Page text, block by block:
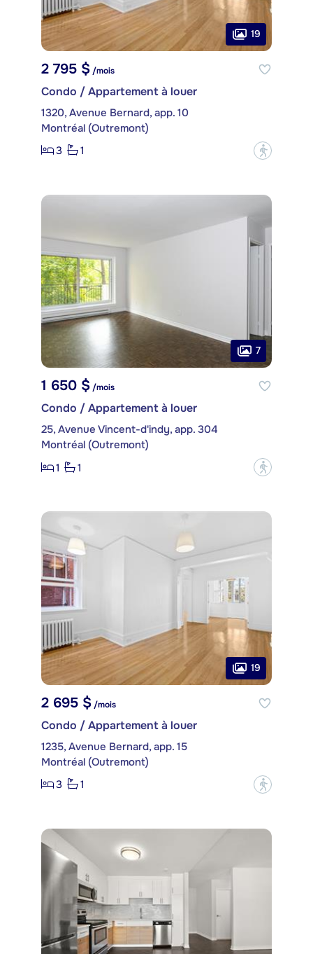
19
2 795 $ /mois
Condo / Appartement à louer
1320, Avenue Bernard, app. 10
Montréal (Outremont)
3
1 ?
7
1 650 $/mois
Condo / Appartement à louer
25, Avenue Vincent-d'indy, app. 304
Montréal (Outremont)
1
1 ?
19
2 695 $ /mois
Condo / Appartement à louer
1235, Avenue Bernard, app. 15
Montréal (Outremont)
3
1 ?